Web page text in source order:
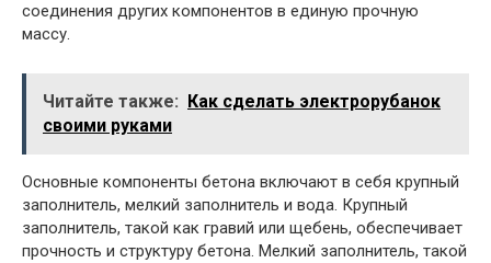
соединения других компонентов в единую прочную
массу.
Читайте также:
Как сделать электрорубанок
своими руками
Основные компоненты бетона включают в себя крупный
заполнитель, мелкий заполнитель и вода. Крупный
заполнитель, такой как гравий или щебень, обеспечивает
прочность и структуру бетона. Мелкий заполнитель, такой